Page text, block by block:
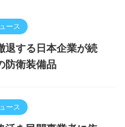
ース
退する日本企業が続
防衛装備品
ース